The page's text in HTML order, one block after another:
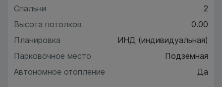
Спальни
2
Высота потолков
0.00
Планировка
ИНД (индивидуальная)
Парковочное место
Подземная
Автономное отопление
Да